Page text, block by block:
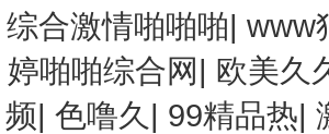
综合激情啪啪啪|www
婷啪啪综合网| 欧美久
频|色噜久 | 99精品热|